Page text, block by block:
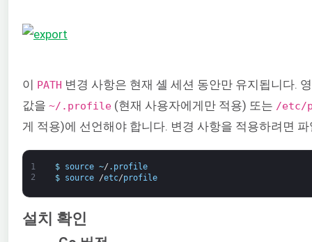
이 PATH 변경 사항은 현재 셸 세션 동안만 유지됩니다.
값을 ~/.profile (현재 사용자에게만 적용) 또는 /etc/
게 적용)에 선언해야 합니다. 변경 사항을 적용하려면
1
2
$ source ~/ . profile
$
source /etc/profile
설치 확인